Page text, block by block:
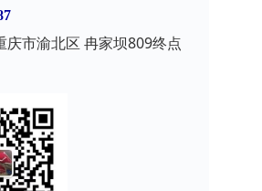
庆市渝北区 冉家坝809终点